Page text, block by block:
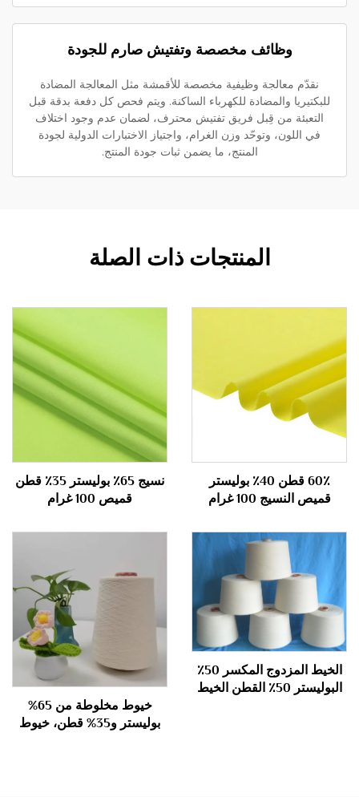
وظائف مخصصة وتفتيش صارم للجودة
نقدّم معالجة وظيفية مخصصة للأقمشة مثل المعالجة المضادة
للبكتيريا والمضادة للكهرباء الساكنة. ويتم فحص كل دفعة بدقة قبل
التعبئة من قِبل فريق تفتيش محترف، لضمان عدم وجود اختلاف
في اللون، وتوحّد وزن الغرام، واجتياز الاختبارات الدولية لجودة
المنتج، ما يضمن ثبات جودة المنتج.
المنتجات ذات الصلة
60٪ قطن 40٪ بوليستر
قميص النسيج 100 غرام
نسيج 65٪ بوليستر 35٪ قطن
قميص 100 غرام
الخيط المزدوج المكسر 50٪
البوليستر 50٪ القطن الخيط
خيوط مخلوطة من 65%
بوليستر و35% قطن، خيوط